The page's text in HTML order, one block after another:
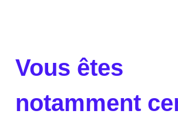
Vous êtes
notamment